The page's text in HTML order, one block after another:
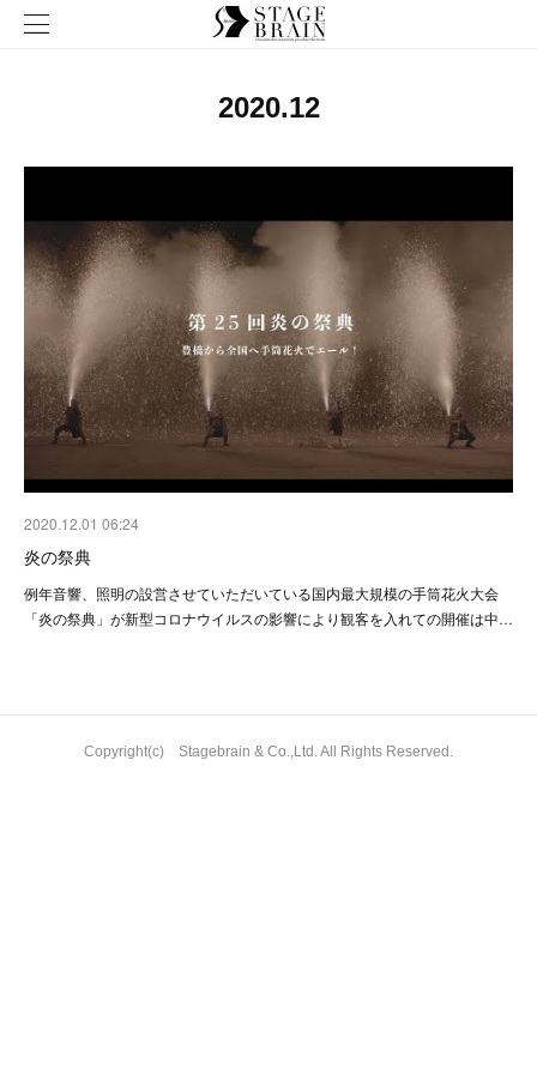
2020.12
2020.12.01 06:24
炎の祭典
例年音響、照明の設営させていただいている国内最大規模の手筒花火大会
「炎の祭典」が新型コロナウイルスの影響により観客を入れての開催は中…
Copyright(c) Stagebrain & Co.,Ltd. All Rights Reserved.